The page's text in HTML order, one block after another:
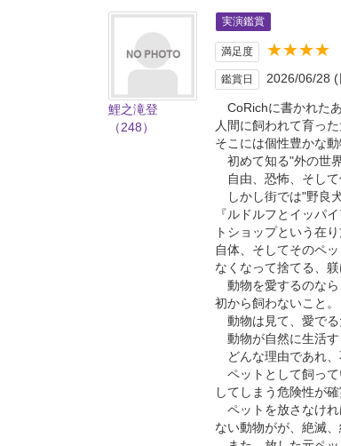
鯉之滝登
（248）
実演鑑賞
満足度 ★★★★
鑑賞日 2026/06/28
CoRichに書かれた
人間に飼われて育っ
そこには個性豊かな
初めて知る"外の世界
自由、恐怖、そして
しかし街では"野良
『ルドルフとイッパ
トショップという在
自体、そしてそのペ
なくなって捨てる、
動物を愛するのなら
初から飼わないこと。
動物は見て、愛でる
動物が自然に生活す
どんな理由であれ、
ペットとして飼って
してしまう危険性が
ペットを放さなけれ
ない動物がが、絶滅